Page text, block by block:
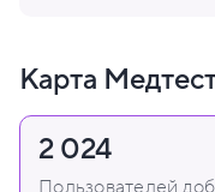
Карта
2 024